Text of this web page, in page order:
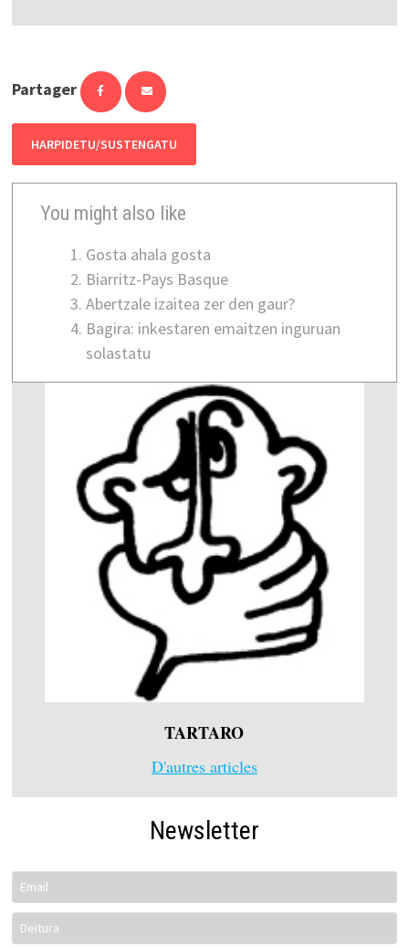
Partager
HARPIDETU/SUSTENGATU
You might also like
Gosta ahala gosta
Biarritz-Pays Basque
Abertzale izaitea zer den gaur?
Bagira: inkestaren emaitzen inguruan
solastatu
TARTARO
D'autres articles
Newsletter